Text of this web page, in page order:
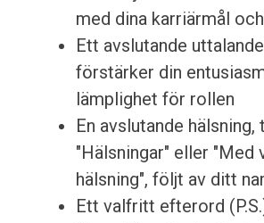
med dina karriärmål
Ett avslutande
förstärker din
lämplighet för rollen
En avslutande hälsning,
"Hälsningar" eller "Med
hälsning", följt av ditt
Ett valfritt efterord